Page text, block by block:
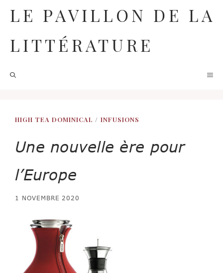
contenu
LE PAVILLON DE LA
LITTÉRATURE
HIGH TEA DOMINICAL / INFUSIONS
Une nouvelle ère pour
l’Europe
1 NOVEMBRE 2020